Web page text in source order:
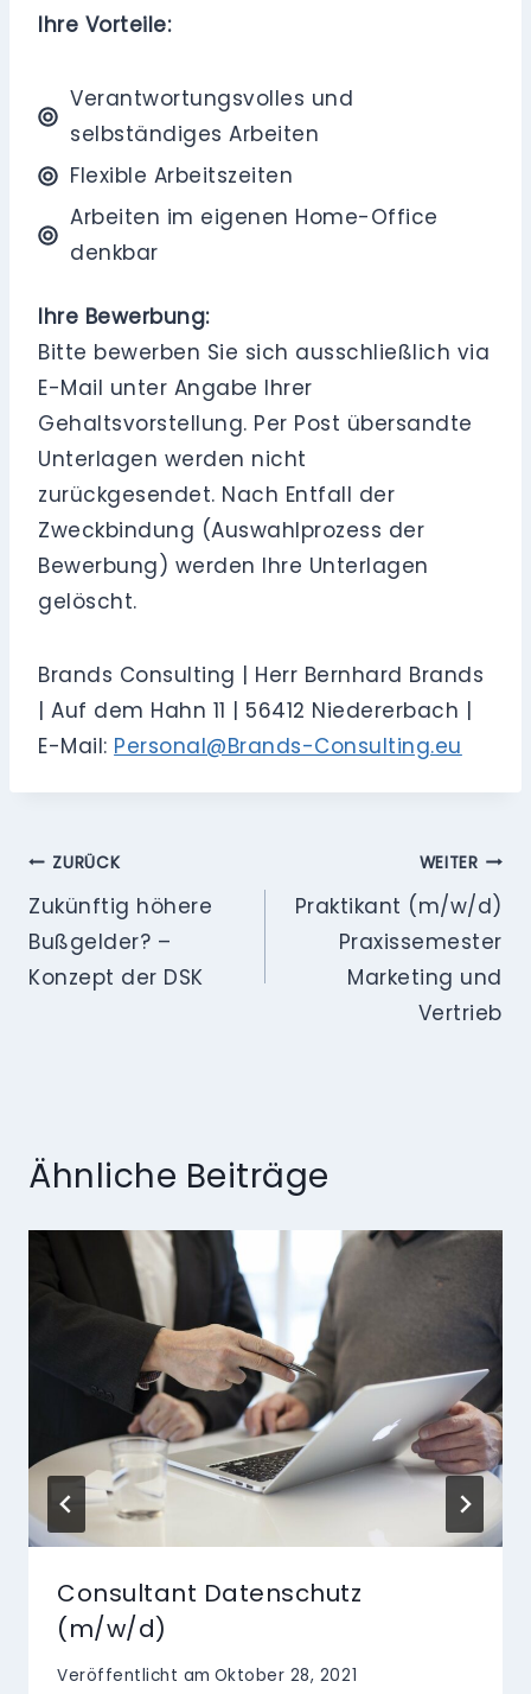
Ihre Vorteile:
Verantwortungsvolles und
selbständiges Arbeiten
Flexible Arbeitszeiten
Arbeiten im eigenen Home-Office
denkbar
Ihre Bewerbung:
Bitte bewerben Sie sich ausschließlich via
E-Mail unter Angabe Ihrer
Gehaltsvorstellung. Per Post übersandte
Unterlagen werden nicht
zurückgesendet. Nach Entfall der
Zweckbindung (Auswahlprozess der
Bewerbung) werden Ihre Unterlagen
gelöscht.
Brands Consulting | Herr Bernhard Brands
| Auf dem Hahn 11 | 56412 Niedererbach |
E-Mail: Personal@Brands-Consulting.eu
Beitragsnavigation
ZURÜCK
Zukünftig höhere
Bußgelder? –
Konzept der DSK
WEITER
Praktikant (m/w/d)
Praxissemester
Marketing und
Vertrieb
Ähnliche Beiträge
Consultant Datenschutz
(m/w/d)
Veröffentlicht am Oktober 28, 2021